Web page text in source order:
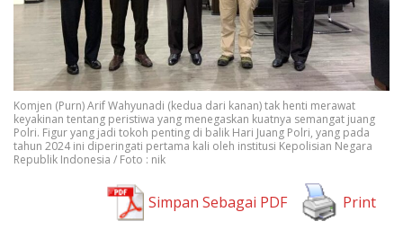
Komjen (Purn) Arif Wahyunadi (kedua dari kanan) tak henti merawat
keyakinan tentang peristiwa yang menegaskan kuatnya semangat juang
Polri. Figur yang jadi tokoh penting di balik Hari Juang Polri, yang pada
tahun 2024 ini diperingati pertama kali oleh institusi Kepolisian Negara
Republik Indonesia / Foto : nik
Simpan Sebagai PDF Print